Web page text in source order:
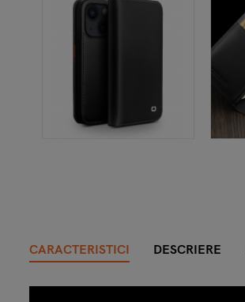
CARACTERISTICI DESCRIERE